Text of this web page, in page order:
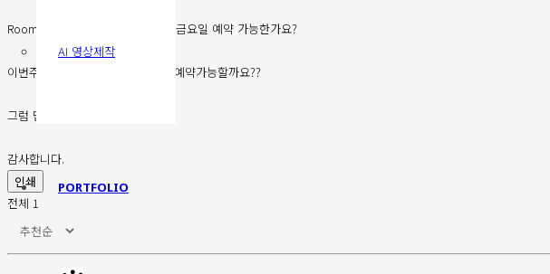
AI 영상제작
PORTFOLIO
Room B / 20일 or 21일(금요일)/ 금요일 예약 가능한가요?
이번주 예약이 가능하다면 언제쯤 예약가능할까요??
그럼 답변 기다리겠습니다.
감사합니다.
인쇄
전체 1